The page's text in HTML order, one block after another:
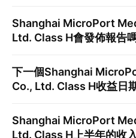
Shanghai MicroPort
Ltd. Class H會發佈報告
下一個Shanghai
Co., Ltd. Class H收益日
Shanghai MicroPort
Ltd. Class H 上半年的收